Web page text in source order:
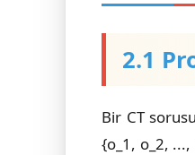
2.1
Bir CT
{o_1, o_2,